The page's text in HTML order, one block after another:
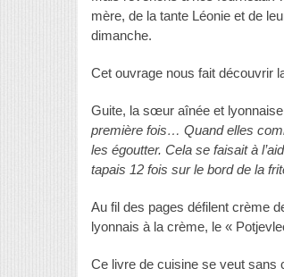
mère, de la tante Léonie et de
dimanche.
Cet ouvrage nous fait découvrir
Guite, la sœur aînée et
première fois… Quand elles
les égoutter. Cela se faisait à
tapais 12 fois sur le bord de la
Au fil des pages défilent crème
lyonnais à la crème, le «
Ce livre de cuisine se veut sans